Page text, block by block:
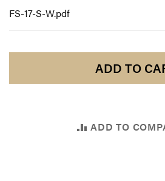
FS-17-S-W.pdf
ADD TO
ADD TO